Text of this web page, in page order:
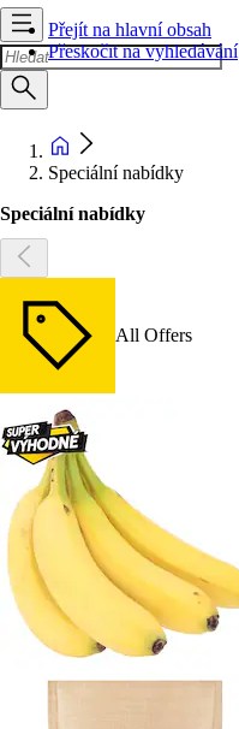
Přejít na hlavní obsah
Přeskočit na vyhledávání
Speciální nabídky
Speciální nabídky
All Offers